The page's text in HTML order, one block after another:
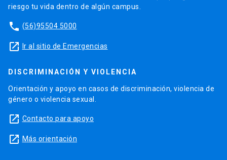
riesgo tu vida dentro de algún campus.
phone (56)95504 5000
launch Ir al sitio de Emergencias
DISCRIMINACIÓN Y VIOLENCIA
Orientación y apoyo en casos de discriminación, violencia de
género o violencia sexual.
launch Contacto para apoyo
launch Más orientación